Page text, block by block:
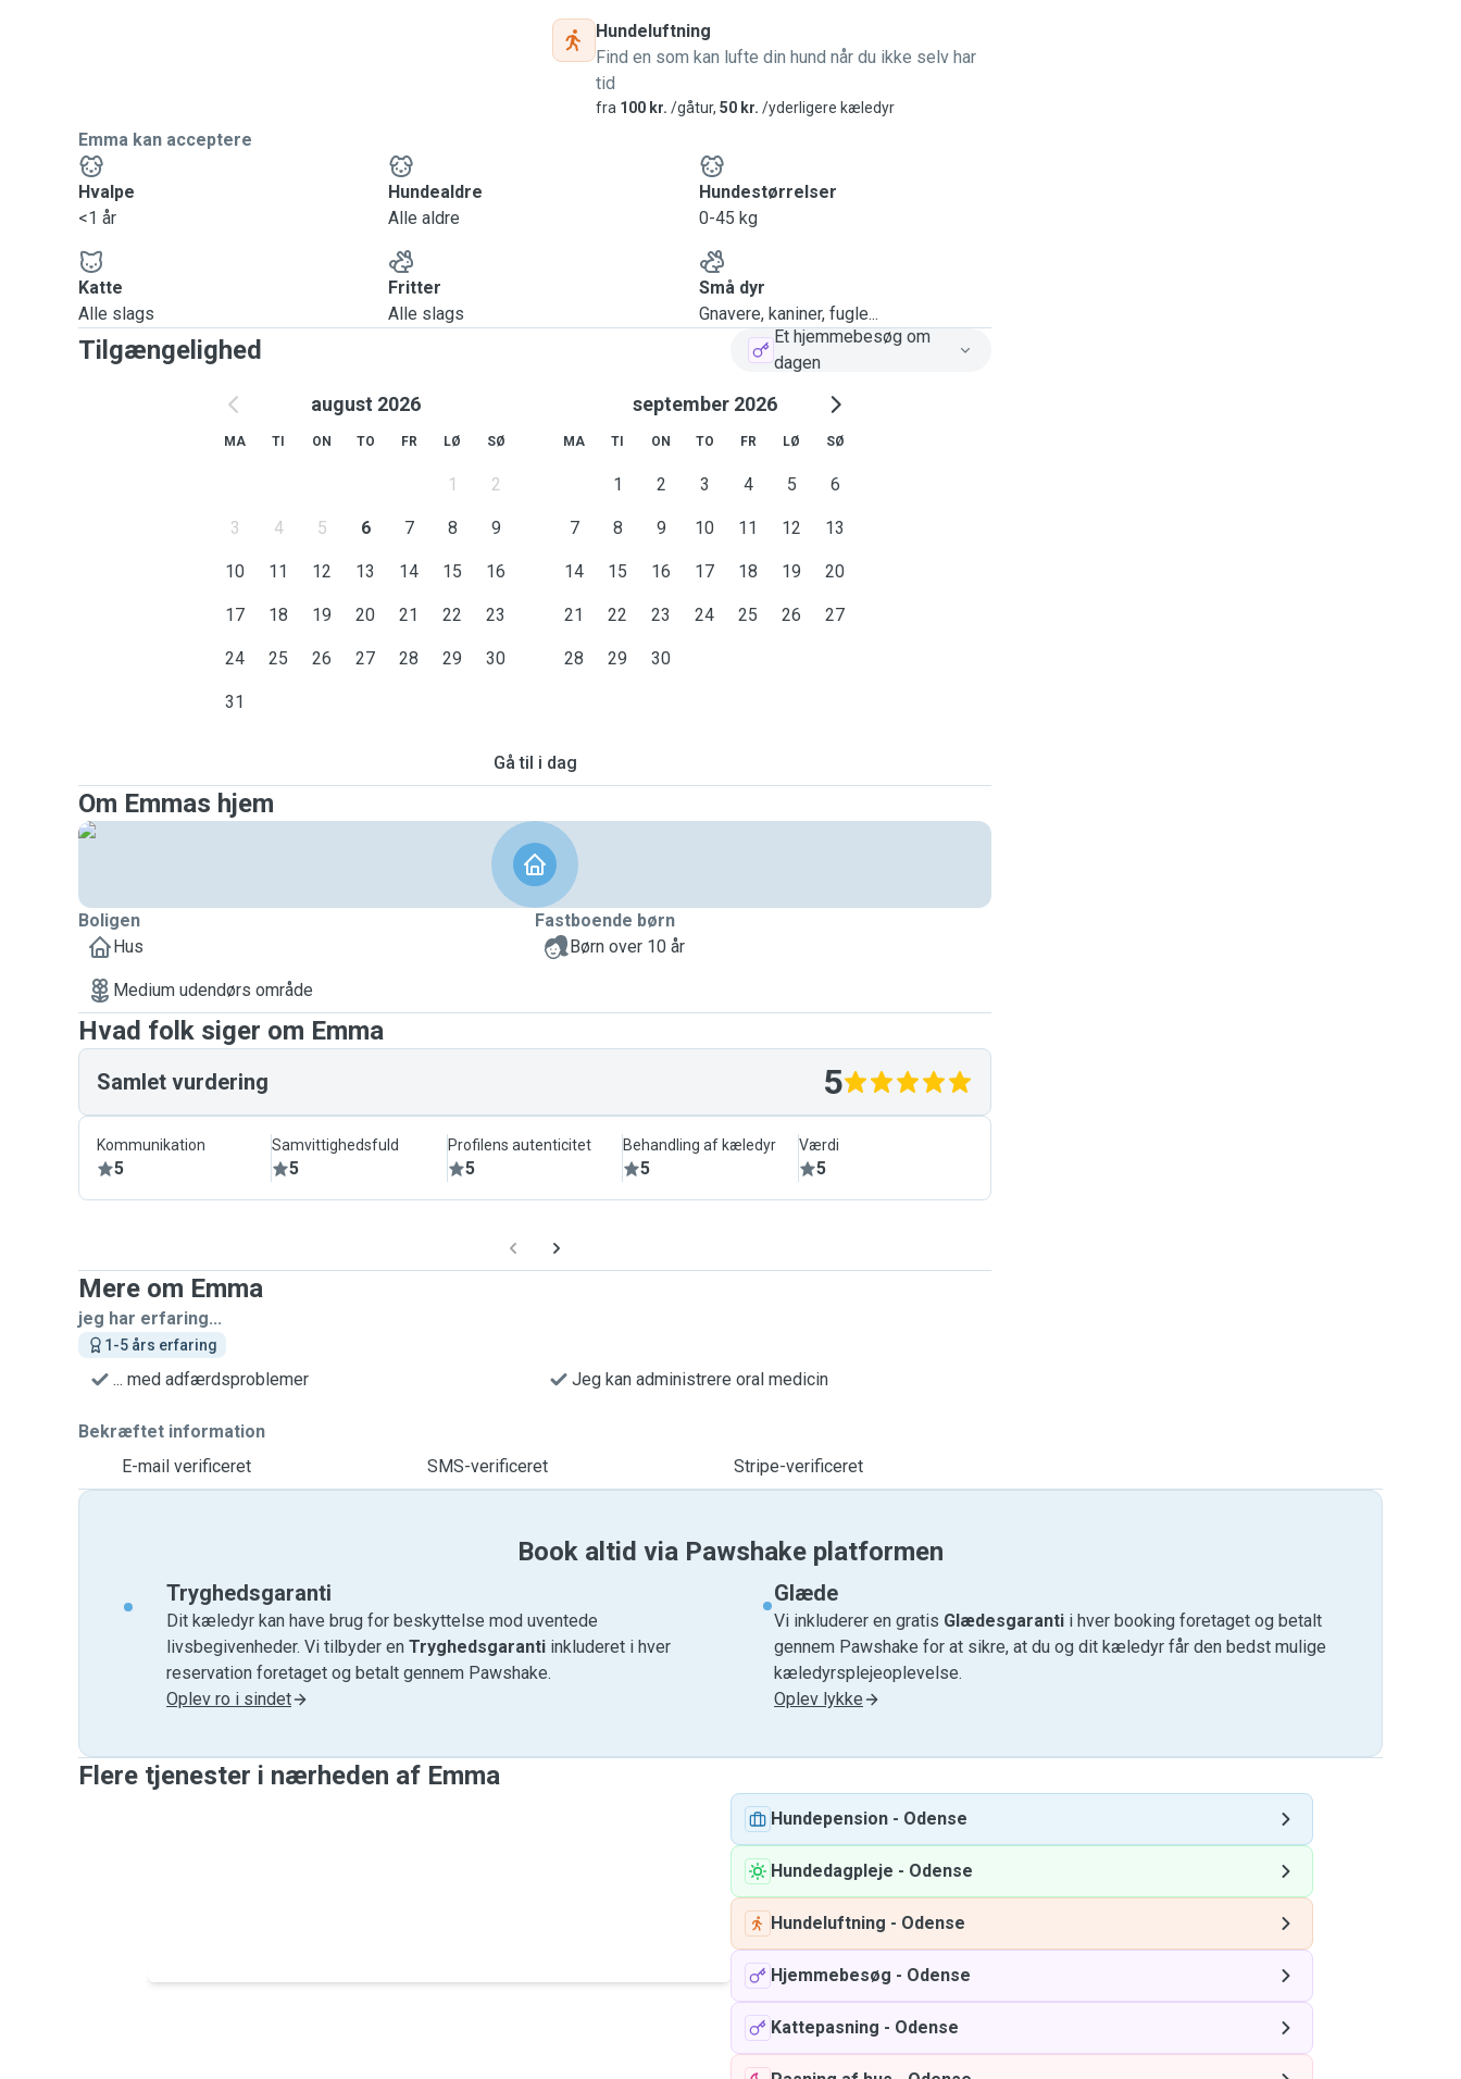
Hundeluftning
Find en som kan lufte din hund når du ikke selv har
tid
fra 100 kr. /gåtur, 50 kr. /yderligere kæledyr
Emma kan acceptere
Hvalpe
<1 år
Hundealdre
Alle aldre
Hundestørrelser
0-45 kg
Katte
Alle slags
Fritter
Alle slags
Små dyr
Gnavere, kaniner, fugle...
Tilgængelighed
Et hjemmebesøg om
dagen
august 2026
MA TI ON TO FR LØ SØ
1 2
3 4 5 6 7 8 9
10 11 12 13 14 15 16
17 18 19 20 21 22 23
24 25 26 27 28 29 30
31
september 2026
MA TI ON TO FR LØ SØ
1 2 3 4 5 6
7 8 9 10 11 12 13
14 15 16 17 18 19 20
21 22 23 24 25 26 27
28 29 30
Gå til i dag
Om Emmas hjem
Boligen
Hus
Medium udendørs område
Fastboende børn
Børn over 10 år
Hvad folk siger om Emma
Samlet vurdering 5
Kommunikation
5
Samvittighedsfuld
5
Profilens autenticitet
5
Behandling af kæledyr
5
Værdi
5
Mere om Emma
jeg har erfaring...
1-5 års erfaring
... med adfærdsproblemer Jeg kan administrere oral medicin
Bekræftet information
E-mail verificeret
SMS-verificeret Stripe-verificeret
Book altid via Pawshake platformen
Tryghedsgaranti
Dit kæledyr kan have brug for beskyttelse mod uventede
livsbegivenheder. Vi tilbyder en Tryghedsgaranti inkluderet i hver
reservation foretaget og betalt gennem Pawshake.
Oplev ro i sindet
Glæde
Vi inkluderer en gratis Glædesgaranti i hver booking foretaget og betalt
gennem Pawshake for at sikre, at du og dit kæledyr får den bedst mulige
kæledyrsplejeoplevelse.
Oplev lykke
Flere tjenester i nærheden af ​​Emma
Hundepension - Odense
Hundedagpleje - Odense
Hundeluftning - Odense
Hjemmebesøg - Odense
Kattepasning - Odense